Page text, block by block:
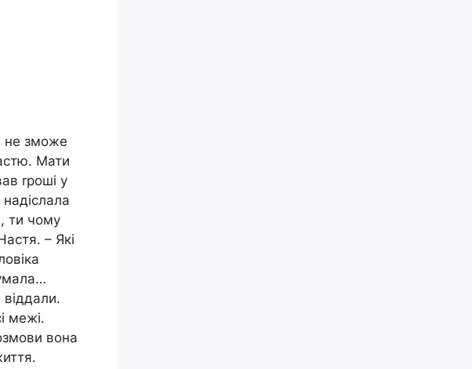
не зможе
Мати
rроші у
ти чому
– Які
межі.
вона